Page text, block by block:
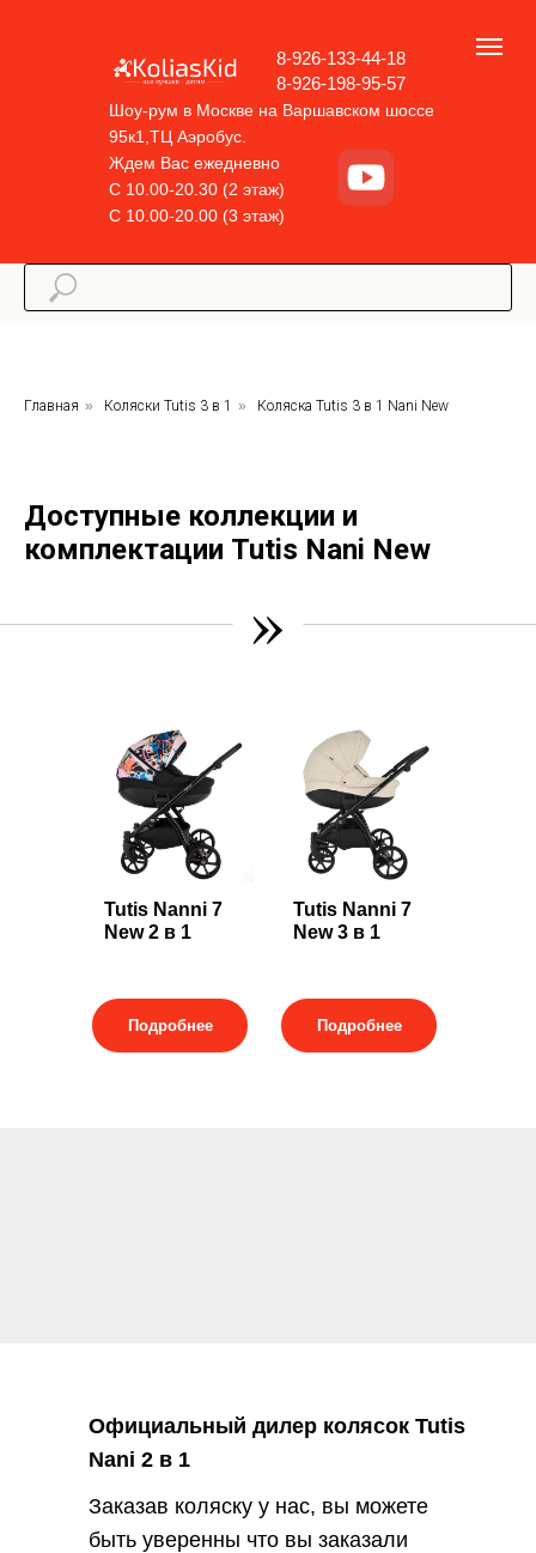
Шоу-рум в Москве на Варшавском шоссе
95к1,ТЦ Аэробус.
Ждем Вас ежедневно
С 10.00-20.30 (2 этаж)
С 10.00-20.00 (3 этаж)
8-926-133-44-18
8-926-198-95-57
Главная » Коляски Tutis 3 в 1 » Коляска Tutis 3 в 1 Nani New
Доступные коллекции и
комплектации Tutis Nani New
»
Tutis Nanni 7
New 2 в 1
Подробнее
Tutis Nanni 7
New 3 в 1
Подробнее
Официальный дилер колясок Tutis
Nani 2 в 1
Заказав коляску у нас, вы можете
быть уверенны что вы заказали